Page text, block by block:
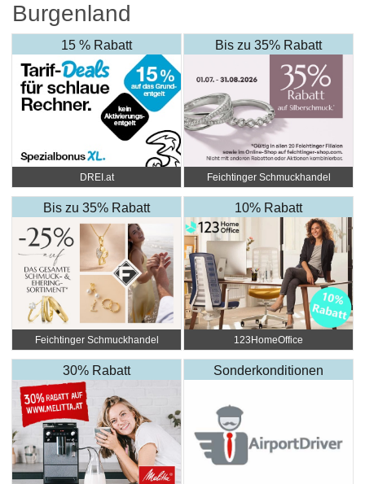
Burgenland
15 % Rabatt
DREI.at
Bis zu 35% Rabatt
Feichtinger Schmuckhandel
Bis zu 35% Rabatt
Feichtinger Schmuckhandel
10% Rabatt
123HomeOffice
30% Rabatt Sonderkonditionen